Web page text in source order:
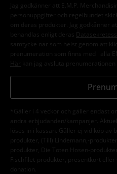
Jag godkänner att E.M.P.
personuppgifter och regelbundet
om deras produkter. Jag godkänner
behandlas enligt deras
samtycke när som helst genom att
prenumeration som finns med i alla
Här kan jag avsluta prenumerationen
*Gäller i 4 veckor och gäller endast
andra erbjudanden/kampanjer.
löses in i kassan. Gäller ej vid köp av
produkter, (Till) Lindemann,-
produkter, Die Toten Hosen-
Fischfilet-produkter, presentkort
donation.